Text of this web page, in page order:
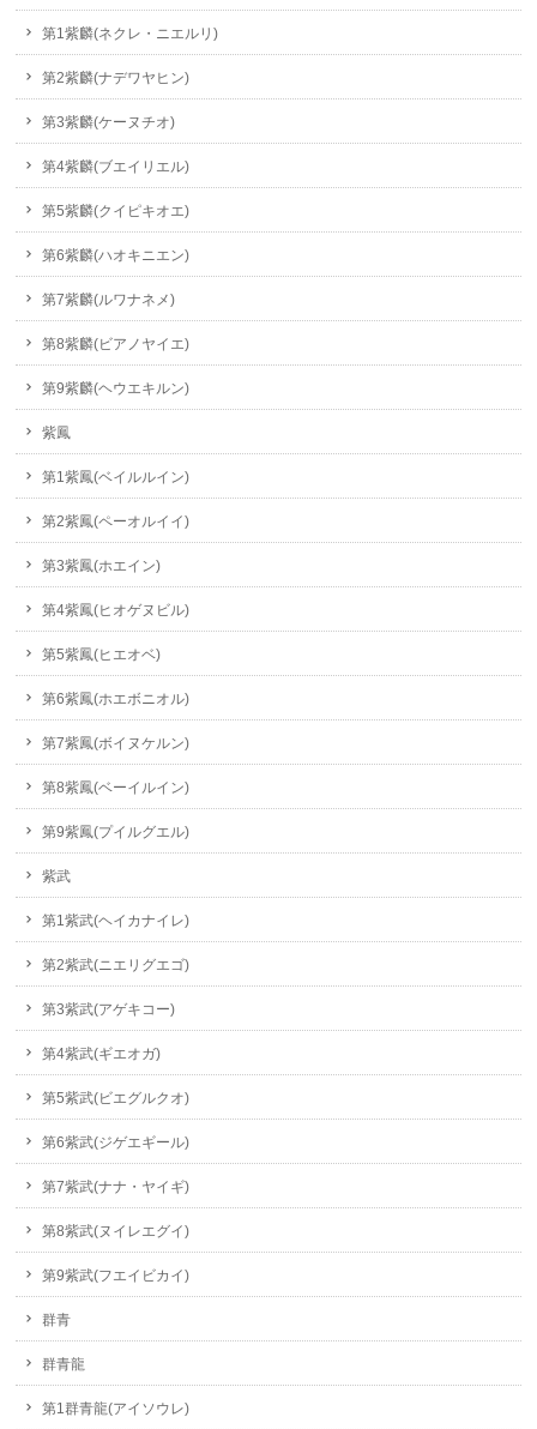
第1紫麟(ネクレ・ニエルリ)
第2紫麟(ナデワヤヒン)
第3紫麟(ケーヌチオ)
第4紫麟(ブエイリエル)
第5紫麟(クイピキオエ)
第6紫麟(ハオキニエン)
第7紫麟(ルワナネメ)
第8紫麟(ビアノヤイエ)
第9紫麟(ヘウエキルン)
紫鳳
第1紫鳳(ベイルルイン)
第2紫鳳(ペーオルイイ)
第3紫鳳(ホエイン)
第4紫鳳(ヒオゲヌビル)
第5紫鳳(ヒエオベ)
第6紫鳳(ホエボニオル)
第7紫鳳(ボイヌケルン)
第8紫鳳(ベーイルイン)
第9紫鳳(プイルグエル)
紫武
第1紫武(ヘイカナイレ)
第2紫武(ニエリグエゴ)
第3紫武(アゲキコー)
第4紫武(ギエオガ)
第5紫武(ビエグルクオ)
第6紫武(ジゲエギール)
第7紫武(ナナ・ヤイギ)
第8紫武(ヌイレエグイ)
第9紫武(フエイビカイ)
群青
群青龍
第1群青龍(アイソウレ)